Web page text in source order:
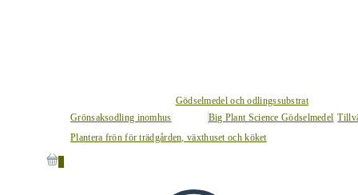
Grönsaksodling inomhus
Gödselmedel och odlingssubstrat
Big Plant Science Gödselmedel
Plantera frön för trädgården, växthuset och köket